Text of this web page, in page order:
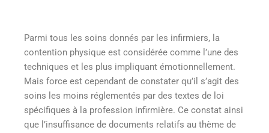
Parmi tous les soins donnés par les infirmiers, la
contention physique est considérée comme l’une des
techniques et les plus impliquant émotionnellement.
Mais force est cependant de constater qu’il s’agit des
soins les moins réglementés par des textes de loi
spécifiques à la profession infirmière. Ce constat ainsi
que l’insuffisance de documents relatifs au thème de